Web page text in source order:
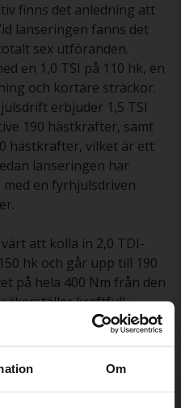
Om
finns det anledning att
lanseringen fanns det
sex utföranden.
en 1,0 TSI på 110 hk, en
och kortare sträckor.
erbjuder 1,5 TSI
190 hästkrafter, samt
hästkrafter, vilket är ett
lanseringen har
en fyrhjulsdriven
att kolla in 2,0 TDI-
hk och går upp till 190
på hela 400 Nm från den
kraftfull
ROC